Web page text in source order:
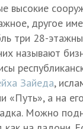
высокие
другое
три 28-
называют
Зайеда,
«Путь», а на
Можно